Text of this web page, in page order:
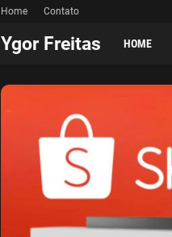
Home Contato
Ygor Freitas HOME